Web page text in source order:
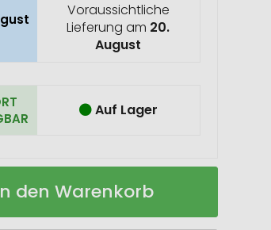
Voraussichtliche
Lieferung am 20.
August
Auf Lager
den Warenkorb